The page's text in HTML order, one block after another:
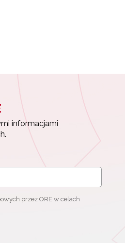
informacjami
przez ORE w celach